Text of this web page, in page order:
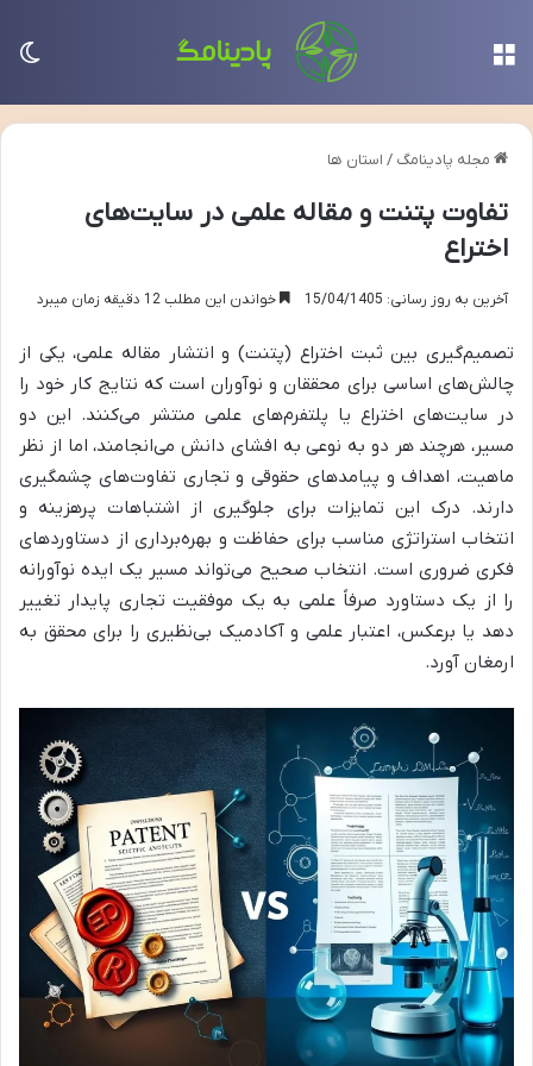
مجله پادینامگ / استان ها
تفاوت پتنت و مقاله علمی در سایت‌های
اختراع
آخرین به روز رسانی: 15/04/1405 خواندن این مطلب 12 دقیقه زمان میبرد
تصمیم‌گیری بین ثبت اختراع (پتنت) و انتشار مقاله علمی، یکی از
چالش‌های اساسی برای محققان و نوآوران است که نتایج کار خود را
در سایت‌های اختراع یا پلتفرم‌های علمی منتشر می‌کنند. این دو
مسیر، هرچند هر دو به نوعی به افشای دانش می‌انجامند، اما از نظر
ماهیت، اهداف و پیامدهای حقوقی و تجاری تفاوت‌های چشمگیری
دارند. درک این تمایزات برای جلوگیری از اشتباهات پرهزینه و
انتخاب استراتژی مناسب برای حفاظت و بهره‌برداری از دستاوردهای
فکری ضروری است. انتخاب صحیح می‌تواند مسیر یک ایده نوآورانه
را از یک دستاورد صرفاً علمی به یک موفقیت تجاری پایدار تغییر
دهد یا برعکس، اعتبار علمی و آکادمیک بی‌نظیری را برای محقق به
ارمغان آورد.